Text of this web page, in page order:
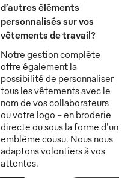
d’autres éléments
personnalisés sur vos
vêtements de travail?
Notre gestion complète
offre également la
possibilité de personnaliser
tous les vêtements avec le
nom de vos collaborateurs
ou votre logo - en broderie
directe ou sous la forme d'un
emblème cousu. Nous nous
adaptons volontiers à vos
attentes.